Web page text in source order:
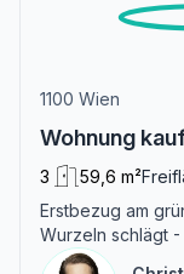
1100 Wien
Wohnung
3 59,6 m²
Erstbezug am
Wurzeln schlägt -